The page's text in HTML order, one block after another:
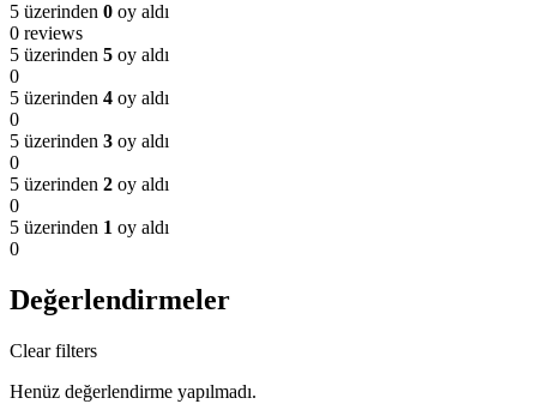
5 üzerinden 0 oy aldı
0 reviews
5 üzerinden 5 oy aldı
0
5 üzerinden 4 oy aldı
0
5 üzerinden 3 oy aldı
0
5 üzerinden 2 oy aldı
0
5 üzerinden 1 oy aldı
0
Değerlendirmeler
Clear filters
Henüz değerlendirme yapılmadı.